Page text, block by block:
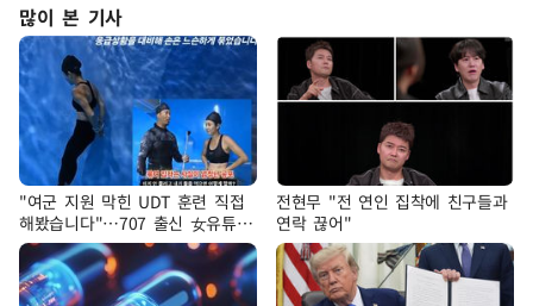
많이 본 기사
"여군 지원 막힌 UDT 훈련 직접
해봤습니다"…707 출신 女유튜버
'완벽 소화'
전현무 "전 연인 집착에 친구들과
연락 끊어"